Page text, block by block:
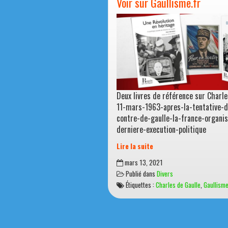
Deux livres de référence sur
11-mars-1963-apres-la-tentative-
contre-de-gaulle-la-france-
derniere-execution-politique
Lire la suite
sur
Gaullisme.fr
mars 13, 2021
Publié dans Divers
Étiquettes :Charles de Gaulle